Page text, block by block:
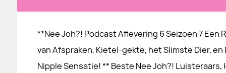
**Nee Joh?! Podcast Aflevering 6 Seizoen 7 Een
van Afspraken, Kietel-gekte, het Slimste Dier, en
Nipple Sensatie! ** Beste Nee Joh?! Luisteraars,